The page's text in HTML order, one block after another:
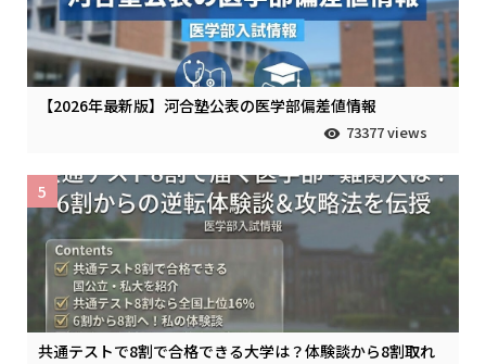
【2026年最新版】河合塾公表の医学部偏差値情報
73377 views
共通テストで8割で合格できる大学は？体験談から8割取れ
5